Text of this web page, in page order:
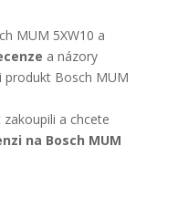
MUM 5XW10 a
a názory
produkt Bosch MUM
a chcete
na Bosch MUM